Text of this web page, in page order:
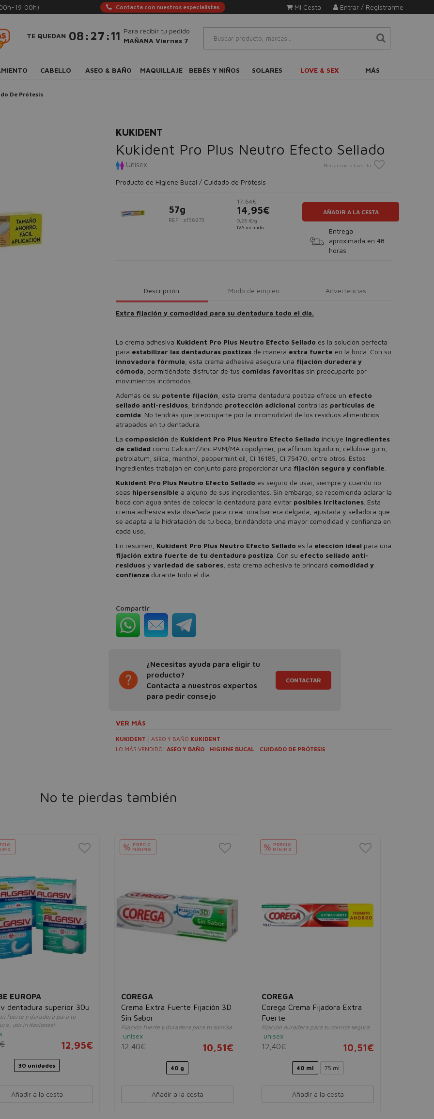
19:00h) Contacta con nuestros especialistas Entrar / Registrarme
Mi Cesta
TE QUEDAN 08: 27:10
Para recibir tu pedido
MAÑANA Viernes 7
CABELLO ASEO & BAÑO MAQUILLAJE BEBÉS Y NIÑOS SOLARES LOVE & SEX MÁS
De Prótesis
KUKIDENT
Kukident Pro Plus Neutro Efecto Sellado
Unisex Marcar como favorito
Producto de Higiene Bucal / Cuidado de Prótesis
57g
REF.: #156973
17,64€
14,95€
0,26 €/g
IVA incluido
AÑADIR A LA CESTA
Entrega
aproximada en 48
horas
Descripción Modo de empleo Advertencias
Extra fijación y comodidad para su dentadura todo el día.
La crema adhesiva Kukident Pro Plus Neutro Efecto Sellado es la solución perfecta
para estabilizar las dentaduras postizas de manera extra fuerte en la boca. Con su
innovadora fórmula , esta crema adhesiva asegura una fijación duradera y
cómoda , permitiéndote disfrutar de tus comidas favoritas sin preocuparte por
movimientos incómodos.
Además de su potente fijación , esta crema dentadura postiza ofrece un efecto
sellado anti-residuos , brindando protección adicional contra las partículas de
comida . No tendrás que preocuparte por la incomodidad de los residuos alimenticios
atrapados en tu dentadura.
La composición de Kukident Pro Plus Neutro Efecto Sellado incluye ingredientes
de calidad como Calcium/Zinc PVM/MA copolymer, paraffinum liquidum, cellulose gum,
petrolatum, silica, menthol, peppermint oil, CI 16185, CI 75470, entre otros. Estos
ingredientes trabajan en conjunto para proporcionar una fijación segura y confiable
Kukident Pro Plus Neutro Efecto Sellado es seguro de usar, siempre y cuando no
seas hipersensible a alguno de sus ingredientes. Sin embargo, se recomienda aclarar la
boca con agua antes de colocar la dentadura para evitar posibles irritaciones . Esta
crema adhesiva está diseñada para crear una barrera delgada, ajustada y selladora que
se adapta a la hidratación de tu boca, brindándote una mayor comodidad y confianza en
cada uso.
En resumen, Kukident Pro Plus Neutro Efecto Sellado es la elección ideal para una
fijación extra fuerte de tu dentadura postiza . Con su efecto sellado anti-
residuos y variedad de sabores , esta crema adhesiva te brindará comodidad y
confianza durante todo el día.
Compartir
¿Necesitas ayuda para eligir tu
producto?
Contacta a nuestros expertos
para pedir consejo
CONTACTAR
VER MÁS
KUKIDENT ASEO Y BAÑO KUKIDENT
LO MÁS VENDIDO: ASEO Y BAÑO HIGIENE BUCAL CUIDADO DE PRÓTESIS
No te pierdas también
EUROPA
dentadura superior 30u
fuerte y duradera para tu
¡sin irritaciones!
12,95€
30 unidades
Añadir a la cesta
% PRECIO
MÍNIMO
COREGA
Crema Extra Fuerte Fijación 3D
Sin Sabor
Fijación fuerte y duradera para tu sonrisa
unisex
12,40€ 10,51€
40 g
Añadir a la cesta
% PRECIO
MÍNIMO
COREGA
Corega Crema Fijadora Extra
Fuerte
Fijación duradera para tu sonrisa segura
unisex
12,40€ 10,51€
40 ml 75 ml
Añadir a la cesta